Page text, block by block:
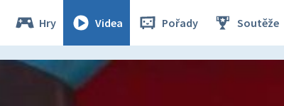
Hry Videa Pořady Soutěže